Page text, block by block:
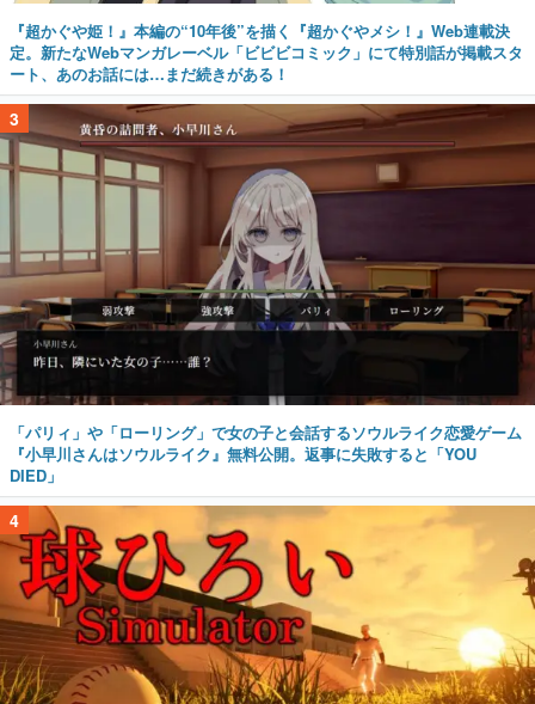
『超かぐや姫！』本編の“10年後”を描く『超かぐやメシ！』Web連載決
定。新たなWebマンガレーベル「ビビビコミック」にて特別話が掲載スタ
ート、あのお話には…まだ続きがある！
3
「パリィ」や「ローリング」で女の子と会話するソウルライク恋愛ゲーム
『小早川さんはソウルライク』無料公開。返事に失敗すると「YOU
DIED」
4